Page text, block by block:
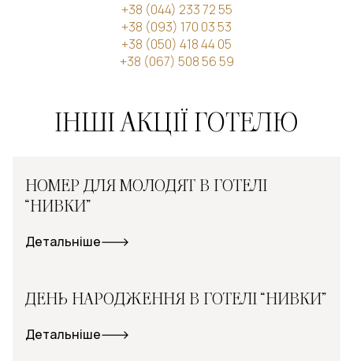
+38 (044) 233 72 55
+38 (093) 170 03 53
+38 (050) 418 44 05
+38 (067) 508 56 59
ІНШІ АКЦІЇ ГОТЕЛЮ
НОМЕР ДЛЯ МОЛОДЯТ В ГОТЕЛІ
“НИВКИ”
Детальніше
ДЕНЬ НАРОДЖЕННЯ В ГОТЕЛІ “НИВКИ”
Детальніше